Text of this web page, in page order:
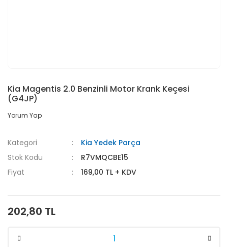
Kia Magentis 2.0 Benzinli Motor Krank Keçesi
(G4JP)
Yorum Yap
Kategori
Kia Yedek Parça
Stok Kodu
R7VMQCBE15
Fiyat
169,00 TL + KDV
202,80 TL